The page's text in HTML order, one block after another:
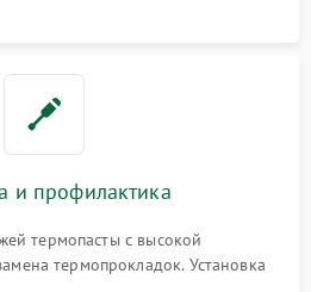
и профилактика
термопасты с высокой
термопрокладок. Установка